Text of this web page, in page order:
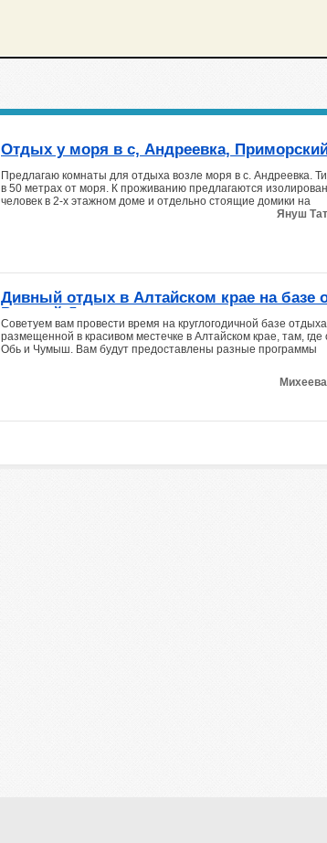
Отдых у моря в с, Андреевка,
Предлагаю комнаты для отдыха возле моря в с. Андреевка.
в 50 метрах от моря. К проживанию предлагаются
человек в 2-х этажном доме и отдельно стоящие домики на
Януш
Дивный отдых в Алтайском крае на базе
Русский Дом
Советуем вам провести время на круглогодичной базе
размещенной в красивом местечке в Алтайском крае, там,
Обь и Чумыш. Вам будут предоставлены разные программы